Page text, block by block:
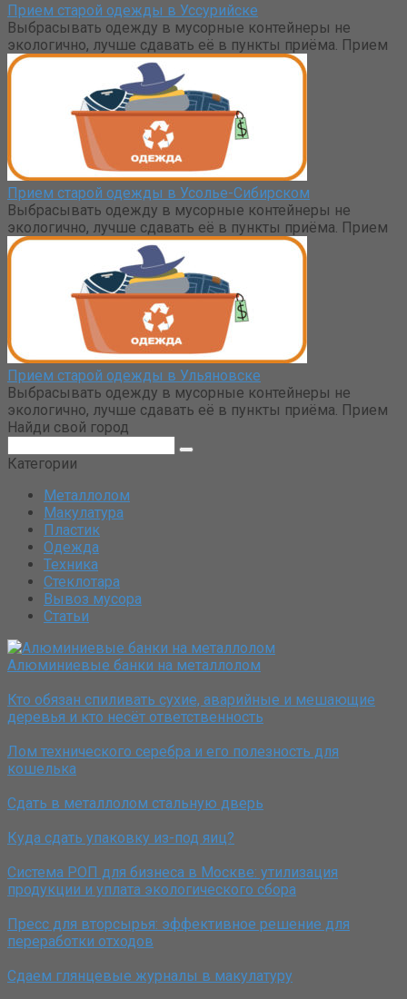
Прием старой одежды в Уссурийске
Выбрасывать одежду в мусорные контейнеры не
экологично, лучше сдавать её в пункты приёма. Прием
Прием старой одежды в Усолье-Сибирском
Выбрасывать одежду в мусорные контейнеры не
экологично, лучше сдавать её в пункты приёма. Прием
Прием старой одежды в Ульяновске
Выбрасывать одежду в мусорные контейнеры не
экологично, лучше сдавать её в пункты приёма. Прием
Найди свой город
Категории
Металлолом
Макулатура
Пластик
Одежда
Техника
Стеклотара
Вывоз мусора
Статьи
Алюминиевые банки на металлолом
Кто обязан спиливать сухие, аварийные и мешающие
деревья и кто несёт ответственность
Лом технического серебра и его полезность для
кошелька
Сдать в металлолом стальную дверь
Куда сдать упаковку из-под яиц?
Система РОП для бизнеса в Москве: утилизация
продукции и уплата экологического сбора
Пресс для вторсырья: эффективное решение для
переработки отходов
Сдаем глянцевые журналы в макулатуру